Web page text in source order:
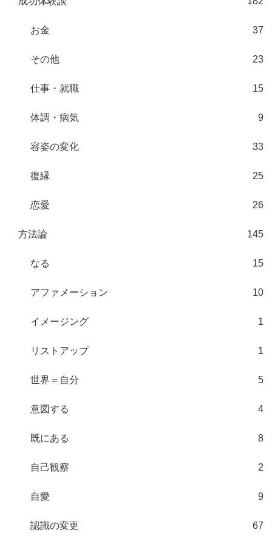
お金 37
その他 23
仕事・就職 15
体調・病気 9
容姿の変化 33
復縁 25
恋愛 26
方法論 145
なる 15
アファメーション 10
イメージング 1
リストアップ 1
世界＝自分 5
意図する 4
既にある 8
自己観察 2
自愛 9
認識の変更 67